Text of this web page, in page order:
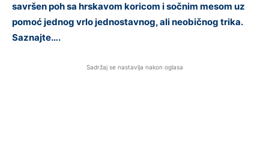
savršen poh sa hrskavom koricom i sočnim mesom uz
pomoć jednog vrlo jednostavnog, ali neobičnog trika.
Saznajte….
Sadržaj se nastavlja nakon oglasa